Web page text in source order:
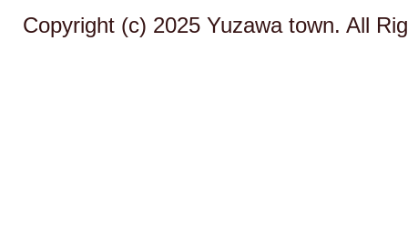
Copyright (c) 2025 Yuzawa town. All